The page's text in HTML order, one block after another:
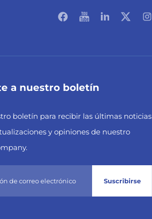
a nuestro boletín
boletín para recibir las últimas noticias
y opiniones de nuestro
Suscribirse